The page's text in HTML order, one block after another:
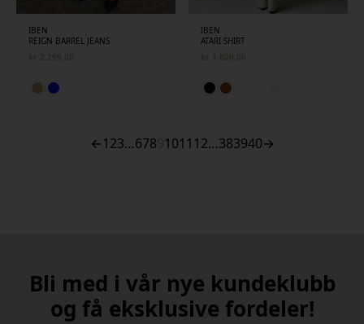
IBEN
REIGN BARREL JEANS
IBEN
ATARI SHIRT
←123…678 1011 12…383940→
Bli med i vår nye kundeklubb
og få eksklusive fordeler!